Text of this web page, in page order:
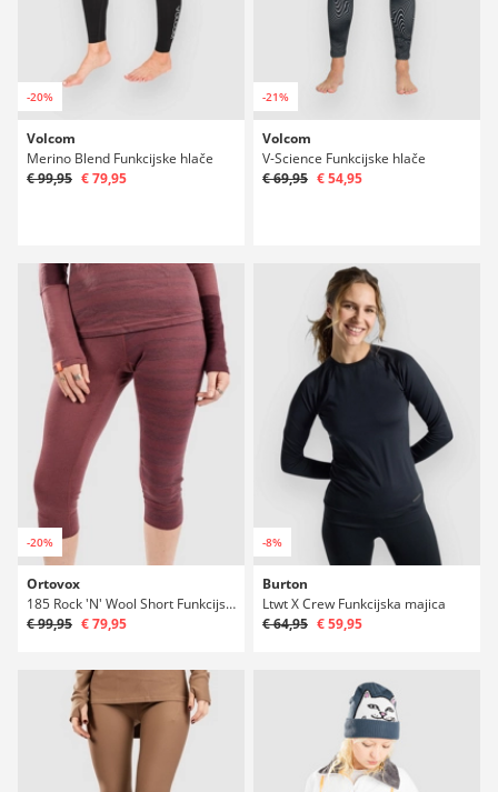
-20%
Volcom
Merino Blend Funkcijske hlače
€ 99,95 € 79,95
-21%
Volcom
V-Science Funkcijske hlače
€ 69,95 € 54,95
-20%
Ortovox
185 Rock 'N' Wool Short Funkcijske hlače
€ 99,95 € 79,95
-8%
Burton
Ltwt X Crew Funkcijska majica
€ 64,95 € 59,95